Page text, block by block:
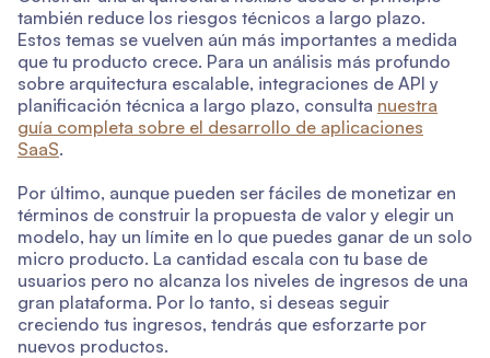
también reduce los riesgos técnicos a largo plazo.
Estos temas se vuelven aún más importantes a medida
que tu producto crece. Para un análisis más profundo
sobre arquitectura escalable, integraciones de API y
planificación técnica a largo plazo, consulta nuestra
guía completa sobre el desarrollo de aplicaciones
SaaS.
Por último, aunque pueden ser fáciles de monetizar en
términos de construir la propuesta de valor y elegir un
modelo, hay un límite en lo que puedes ganar de un solo
micro producto. La cantidad escala con tu base de
usuarios pero no alcanza los niveles de ingresos de una
gran plataforma. Por lo tanto, si deseas seguir
creciendo tus ingresos, tendrás que esforzarte por
nuevos productos.